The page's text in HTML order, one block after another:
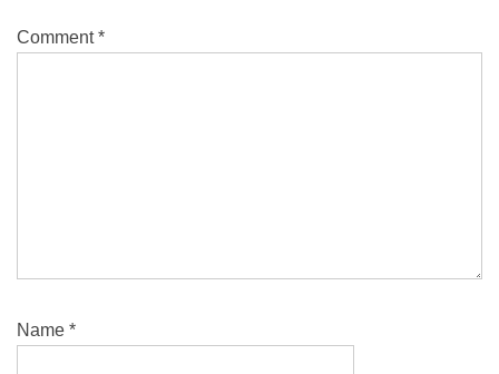
Comment*
Name *